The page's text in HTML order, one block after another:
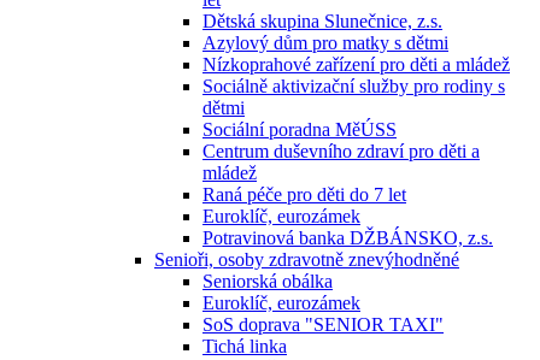
Dětská skupina Slunečnice, z.s.
Azylový dům pro matky s dětmi
Nízkoprahové zařízení pro děti a mládež
Sociálně aktivizační služby pro rodiny s
dětmi
Sociální poradna MěÚSS
Centrum duševního zdraví pro děti a
mládež
Raná péče pro děti do 7 let
Euroklíč, eurozámek
Potravinová banka DŽBÁNSKO, z.s.
Senioři, osoby zdravotně znevýhodněné
Seniorská obálka
Euroklíč, eurozámek
SoS doprava "SENIOR TAXI"
Tichá linka